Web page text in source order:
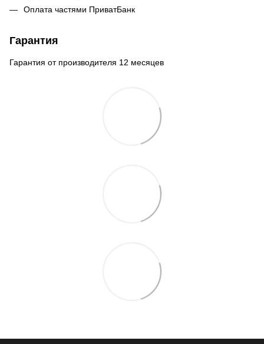
Оплата частями ПриватБанк
Гарантия
Гарантия от производителя 12 месяцев